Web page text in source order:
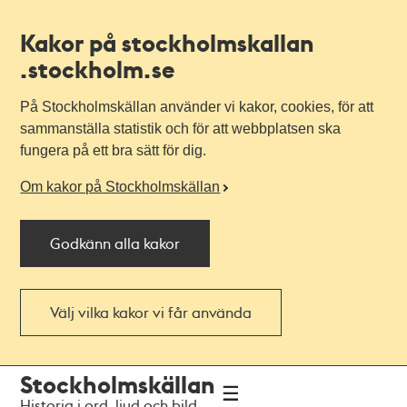
Kakor på stockholmskallan
.stockholm.se
På Stockholmskällan använder vi kakor, cookies, för att
sammanställa statistik och för att webbplatsen ska
fungera på ett bra sätt för dig.
Om kakor på Stockholmskällan
Godkänn alla kakor
Välj vilka kakor vi får använda
navigationen
huvudinnehållet
Stockholmskällan